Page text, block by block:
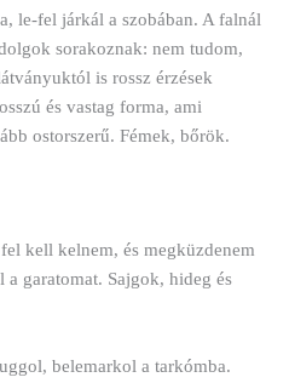
le-fel járkál a szobában. A falnál
sorakoznak: nem tudom,
is rossz érzések
és vastag forma, ami
ostorszerű. Fémek, bőrök.
kell kelnem, és megküzdenem
garatomat. Sajgok, hideg és
belemarkol a tarkómba.